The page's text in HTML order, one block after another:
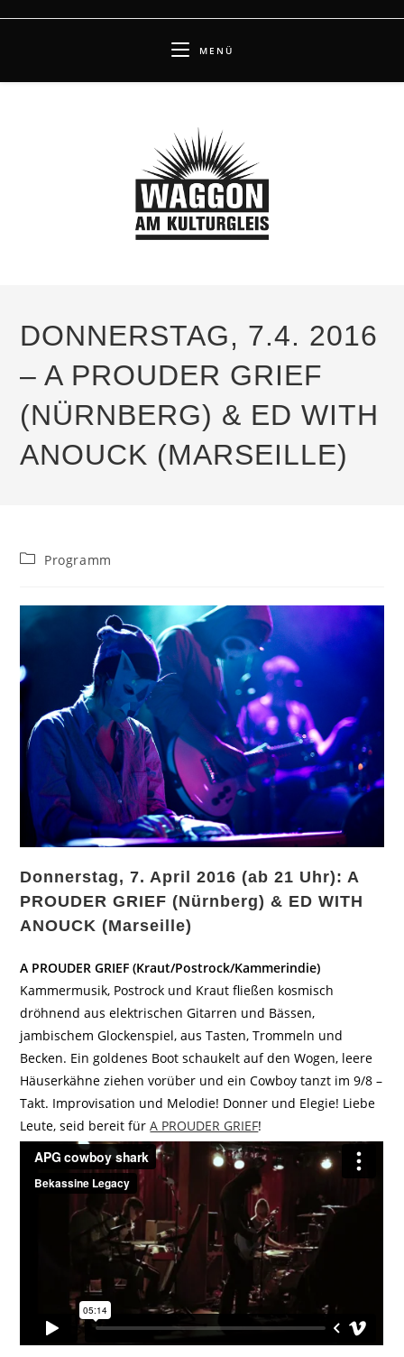
MENÜ
DONNERSTAG, 7.4. 2016
– A PROUDER GRIEF
(NÜRNBERG) & ED WITH
ANOUCK (MARSEILLE)
Beitrags-
Programm
Donnerstag, 7. April 2016 (ab 21 Uhr): A
PROUDER GRIEF (Nürnberg) & ED WITH
ANOUCK (Marseille)
A PROUDER GRIEF (Kraut/Postrock/Kammerindie)
Kammermusik, Postrock und Kraut fließen kosmisch
dröhnend aus elektrischen Gitarren und Bässen,
jambischem Glockenspiel, aus Tasten, Trommeln und
Becken. Ein goldenes Boot schaukelt auf den Wogen, leere
Häuserkähne ziehen vorüber und ein Cowboy tanzt im 9/8 –
Takt. Improvisation und Melodie! Donner und Elegie! Liebe
Leute, seid bereit fürA PROUDER GRIEF!